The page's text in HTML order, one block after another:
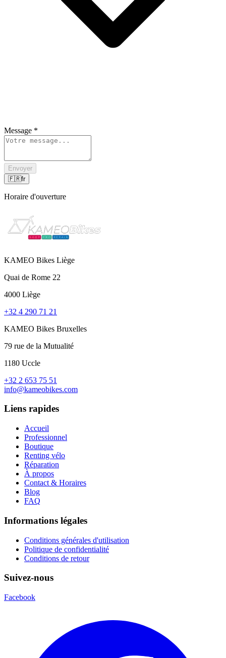
Message *
Envoyer
🇫🇷fr
Horaire d'ouverture
KAMEO Bikes Liège
Quai de Rome 22
4000 Liège
+32 4 290 71 21
KAMEO Bikes Bruxelles
79 rue de la Mutualité
1180 Uccle
+32 2 653 75 51
info@kameobikes.com
Liens rapides
Accueil
Professionnel
Boutique
Renting vélo
Réparation
À propos
Contact & Horaires
Blog
FAQ
Informations légales
Conditions générales d'utilisation
Politique de confidentialité
Conditions de retour
Suivez-nous
Facebook